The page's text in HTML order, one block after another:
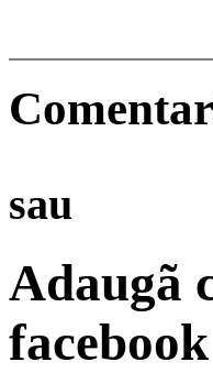
sau
Adaugã
facebook